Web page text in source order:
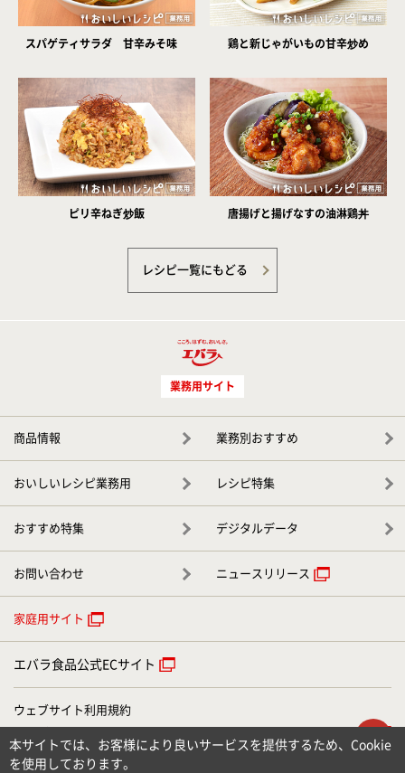
スパゲティサラダ 甘辛みそ味 鶏と新じゃがいもの甘辛炒め
ピリ辛ねぎ炒飯 唐揚げと揚げなすの油淋鶏丼
レシピ一覧にもどる
業務用サイト
商品情報 業務別おすすめ
おいしいレシピ業務用 レシピ特集
おすすめ特集 デジタルデータ
お問い合わせ ニュースリリース
家庭用サイト
エバラ食品公式ECサイト
ウェブサイト利用規約
個人情報のお取り扱いについて
本サイトでは、お客様により良いサービスを提供するため、Cookie
を使用しております。